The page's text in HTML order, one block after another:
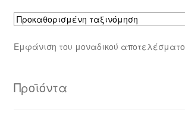
Πολιτική Επιστροφών
Τρόποι Αποστολής
Εμφάνιση του μοναδικού
Προϊόντα